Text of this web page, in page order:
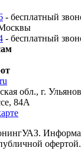
- бесплатный
- бесплатный
обл., г.
84А
офертой.